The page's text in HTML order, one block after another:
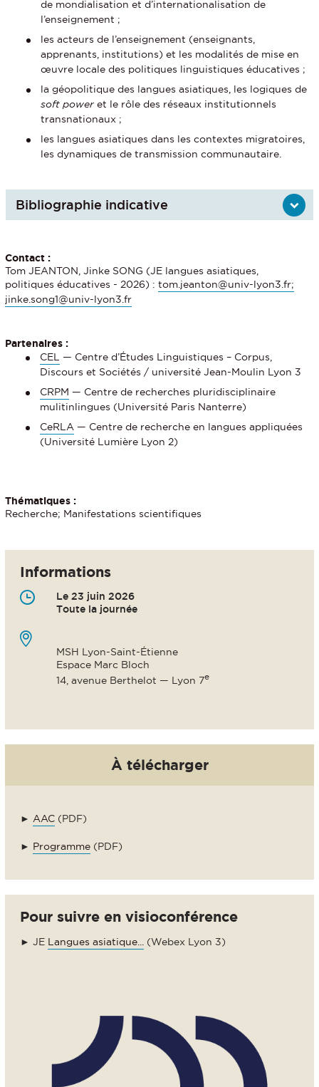
de mondialisation et d’internationalisation de
l’enseignement ;
les acteurs de l’enseignement (enseignants,
apprenants, institutions) et les modalités de mise en
œuvre locale des politiques linguistiques éducatives ;
la géopolitique des langues asiatiques, les logiques de
soft power et le rôle des réseaux institutionnels
transnationaux ;
les langues asiatiques dans les contextes migratoires,
les dynamiques de transmission communautaire.
Bibliographie indicative
Contact :
Tom JEANTON, Jinke SONG (JE langues asiatiques,
politiques éducatives - 2026) : tom.jeanton@univ-lyon3.fr;
jinke.song1@univ-lyon3.fr
Partenaires :
CEL
— Centre d’Études Linguistiques – Corpus,
Discours et Sociétés / université Jean-Moulin Lyon 3
CRPM — Centre de recherches pluridisciplinaire
mulitinlingues (Université Paris Nanterre)
CeRLA — Centre de recherche en langues appliquées
(Université Lumière Lyon 2)
Thématiques :
Recherche; Manifestations scientifiques
Informations
Le 23 juin 2026
Toute la journée
MSH Lyon-Saint-Étienne
Espace Marc Bloch
14, avenue Berthelot — Lyon 7e
À télécharger
► AAC (PDF)
► Programme (PDF)
Pour suivre en visioconférence
► JE Langues asiatique... (Webex Lyon 3)